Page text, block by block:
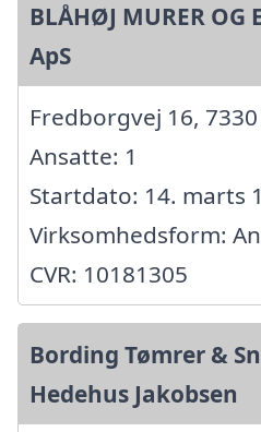
BLÅHØJ MURER OG
ApS
Fredborgvej 16,
Ansatte: 1
Startdato: 14. marts
Virksomhedsform:
CVR: 10181305
Bording Tømrer &
Hedehus Jakobsen